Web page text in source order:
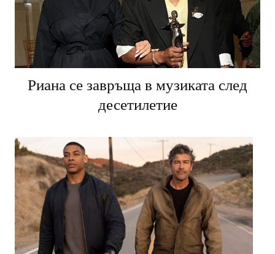
Риана се завръща в музиката след
десетилетие